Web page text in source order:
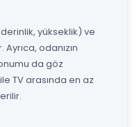
yükseklik) ve
odanızın
da göz
TV arasında en az